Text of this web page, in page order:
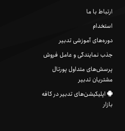
ارتباط با ما
استخدام
دوره‌های آموزشی تدبیر
جذب نمایندگی و عامل فروش
پرسش‌های متداول پورتال
مشتریان تدبیر
اپلیکیشن‌های تدبیر در کافه
بازار